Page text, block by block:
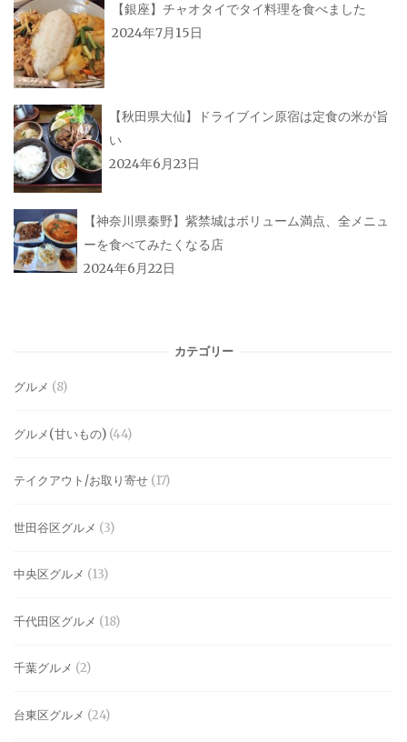
【銀座】チャオタイでタイ料理を食べました
2024年7月15日
【秋田県大仙】ドライブイン原宿は定食の米が旨
い
2024年6月23日
【神奈川県秦野】紫禁城はボリューム満点、全メニュ
ーを食べてみたくなる店
2024年6月22日
カテゴリー
グルメ (8)
グルメ(甘いもの) (44)
テイクアウト/お取り寄せ (17)
世田谷区グルメ (3)
中央区グルメ (13)
千代田区グルメ (18)
千葉グルメ (2)
台東区グルメ (24)